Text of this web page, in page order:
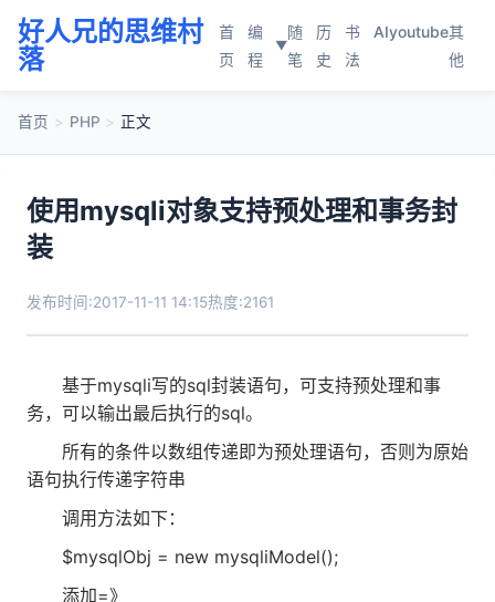
好人兄的思维村
落
首
页
编
程
▼
随
笔
历
史
书
法
AIyoutube其
他
首页 > PHP > 正文
使用mysqli对象支持预处理和事务封
装
发布时间:2017-11-11 14:15热度:2161
基于mysqli写的sql封装语句，可支持预处理和事
务，可以输出最后执行的sql。
所有的条件以数组传递即为预处理语句，否则为原始
语句执行传递字符串
调用方法如下：
$mysqlObj = new mysqliModel();
添加=》